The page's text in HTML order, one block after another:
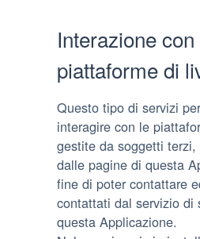
Interazione
piattaforme di
Questo tipo di servizi
interagire con le
gestite da soggetti
dalle pagine di questa
fine di poter contattare
contattati dal servizio di
questa Applicazione.